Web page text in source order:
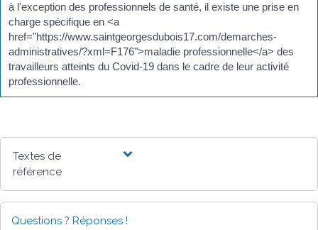
à l'exception des professionnels de santé, il existe une prise en
charge spécifique en <a
href="https://www.saintgeorgesdubois17.com/demarches-
administratives/?xml=F176">maladie professionnelle</a> des
travailleurs atteints du Covid-19 dans le cadre de leur activité
professionnelle.
Textes de
référence
Questions ? Réponses !